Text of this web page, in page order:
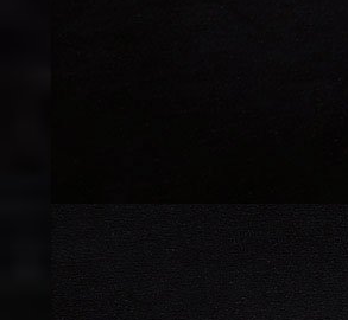
Ganaj